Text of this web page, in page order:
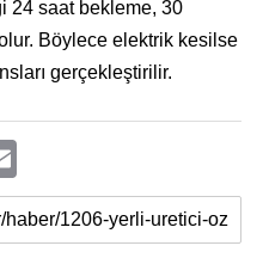
24 saat bekleme, 30
Böylece elektrik kesilse
gerçekleştirilir.
m
ail